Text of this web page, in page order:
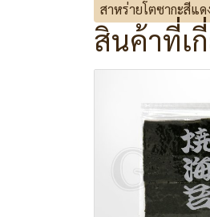
สาหร่ายโตซากะสีแด
สินค้าที่เ